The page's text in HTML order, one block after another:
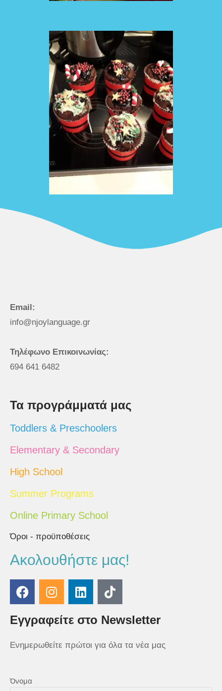
Email:
info@njoylanguage.gr
Τηλέφωνο Επικοινωνίας:
694 641 6482
Τα προγράμματά μας
Toddlers & Preschoolers
Elementary & Secondary
High School
Summer Programs
Online Primary School
Όροι - προϋποθέσεις
Ακολουθήστε μας!
Εγγραφείτε στο Newsletter
Ενημερωθείτε πρώτοι για όλα τα νέα μας
Όνομα